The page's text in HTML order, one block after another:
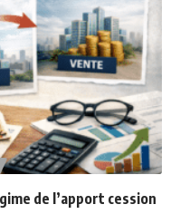
de l’apport cession